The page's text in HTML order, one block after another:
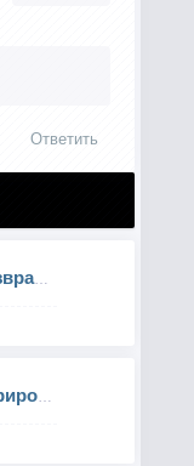
Ответить
Джек Ричер 2: Никогда не возвращайся
Эйс Вентура 2: Когда зовет природа